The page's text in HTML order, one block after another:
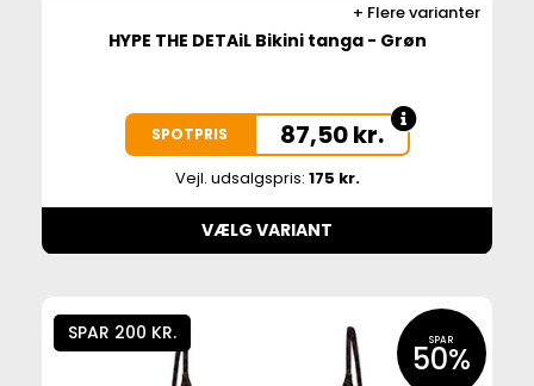
Flere varianter
HYPE THE DETAiL Bikini tanga - Grøn
SPOTPRIS 87,50kr.
Vejl. udsalgspris: 175 kr.
VÆLG VARIANT
SPAR 200 KR. SPAR
50%